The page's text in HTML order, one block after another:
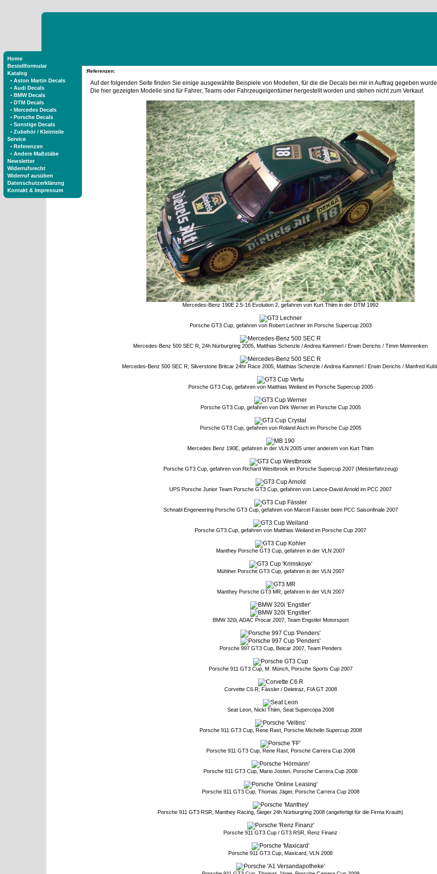
:Referenzen:
Auf der folgenden Seite finden Sie einige ausgewählte Beispiele von Modellen, für die die Decals bei mir in Auftrag gegeben
Die hier gezeigten Modelle sind für Fahrer, Teams oder Fahrzeugeigentümer hergestellt worden und stehen nicht zum Verkauf.
Mercedes-Benz 190E 2.5-16 Evolution 2, gefahren von Kurt Thiim in der DTM 1992
Porsche GT3 Cup, gefahren von Robert Lechner im Porsche Supercup 2003
Mercedes-Benz 500 SEC R, 24h Nürburgring 2005, Matthias Schenzle / Andrea Kammerl / Erwin Derichs / Timm Meinrenken
Mercedes-Benz 500 SEC R, Silverstone Britcar 24hr Race 2005, Matthias Schenzle / Andrea Kammerl / Erwin Derichs / Manfred
Porsche GT3 Cup, gefahren von Matthias Weiland im Porsche Supercup 2005
Porsche GT3 Cup, gefahren von Dirk Werner im Porsche Cup 2005
Porsche GT3 Cup, gefahren von Roland Asch im Porsche Cup 2005
Mercedes Benz 190E, gefahren in der VLN 2005 unter anderem von Kurt Thiim
Porsche GT3 Cup, gefahren von Richard Westbrook im Porsche Supercup 2007 (Meisterfahrzeug)
UPS Porsche Junior Team Porsche GT3 Cup, gefahren von Lance-David Arnold im PCC 2007
Schnabl Engeneering Porsche GT3 Cup, gefahren von Marcel Fässler beim PCC Saisonfinale 2007
Porsche GT3 Cup, gefahren von Matthias Weiland im Porsche Cup 2007
Manthey Porsche GT3 Cup, gefahren in der VLN 2007
Mühlner Porsche GT3 Cup, gefahren in der VLN 2007
Manthey Porsche GT3 MR, gefahren in der VLN 2007
BMW 320i, ADAC Procar 2007, Team Engstler Motorsport
Porsche 997 GT3 Cup, Belcar 2007, Team Penders
Porsche 911 GT3 Cup, M. Münch, Porsche Sports Cup 2007
Corvette C6.R, Fässler / Deletraz, FIA GT 2008
Seat Leon, Nicki Thiim, Seat Supercopa 2008
Porsche 911 GT3 Cup, Rene Rast, Porsche Michelin Supercup 2008
Porsche 911 GT3 Cup, Rene Rast, Porsche Carrera Cup 2008
Porsche 911 GT3 Cup, Mario Josten, Porsche Carrera Cup 2008
Porsche 911 GT3 Cup, Thomas Jäger, Porsche Carrera Cup 2008
Porsche 911 GT3 RSR, Manthey Racing, Sieger 24h Nürburgring 2008 (angefertigt für die Firma Krauth)
Porsche 911 GT3 Cup / GT3 RSR, Renz Finanz
Porsche 911 GT3 Cup, Maxicard, VLN 2008
Home
Bestellformular
Katalog
• Aston Martin Decals
• Audi Decals
• BMW Decals
• DTM Decals
• Mercedes Decals
• Porsche Decals
• Sonstige Decals
• Zubehör / Kleinteile
Service
• Referenzen
• Andere Maßstäbe
Newsletter
Widerrufsrecht
Widerruf ausüben
Datenschutzerklärung
Kontakt & Impressum